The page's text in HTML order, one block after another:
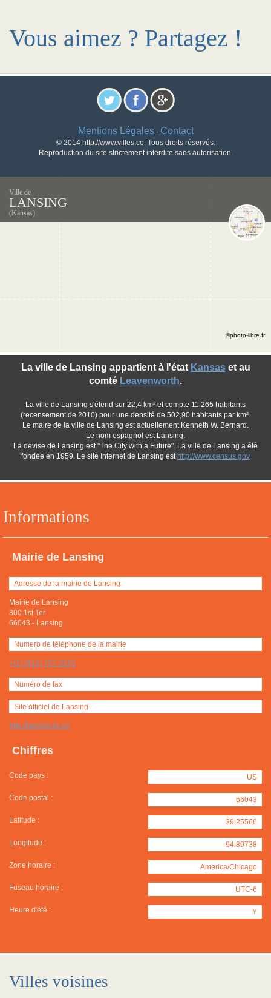
Vous aimez ? Partagez !
Mentions Légales- Contact
© 2014 http://www.villes.co. Tous droits réservés.
Reproduction du site strictement interdite sans autorisation.
Ville de
LANSING
(Kansas)
Informations
Mairie de Lansing
Adresse de la mairie de Lansing
Mairie de Lansing
800 1st Ter
66043 - Lansing
Numero de téléphone de la mairie
+(1) (913) 727-3233
Numéro de fax
Site officiel de Lansing
http://lansing.ks.us
Chiffres
Code pays : US
Code postal : 66043
Latitude : 39.25566
Longitude : -94.89738
Zone horaire : America/Chicago
Fuseau horaire : UTC-6
Heure d'été : Y
La ville de Lansing appartient à l'état Kansaset au
comté Leavenworth.
La ville de Lansing s'étend sur 22,4 km² et compte 11 265 habitants
(recensement de 2010) pour une densité de 502,90 habitants par km².
Le maire de la ville de Lansing est actuellement Kenneth W. Bernard.
Le nom espagnol est Lansing.
La devise de Lansing est "The City with a Future". La ville de Lansing a été
fondée en 1959. Le site Internet de Lansing est http://www.census.gov
©photo-libre.fr
Villes voisines